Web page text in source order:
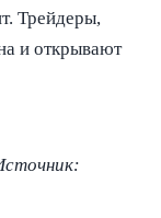
Трейдеры,
и открывают